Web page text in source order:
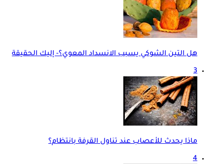
هل التين الشوكي يسبب الانسداد المعوي؟- إليك الحقيقة
3
ماذا يحدث للأعصاب عند تناول القرفة بانتظام؟
4